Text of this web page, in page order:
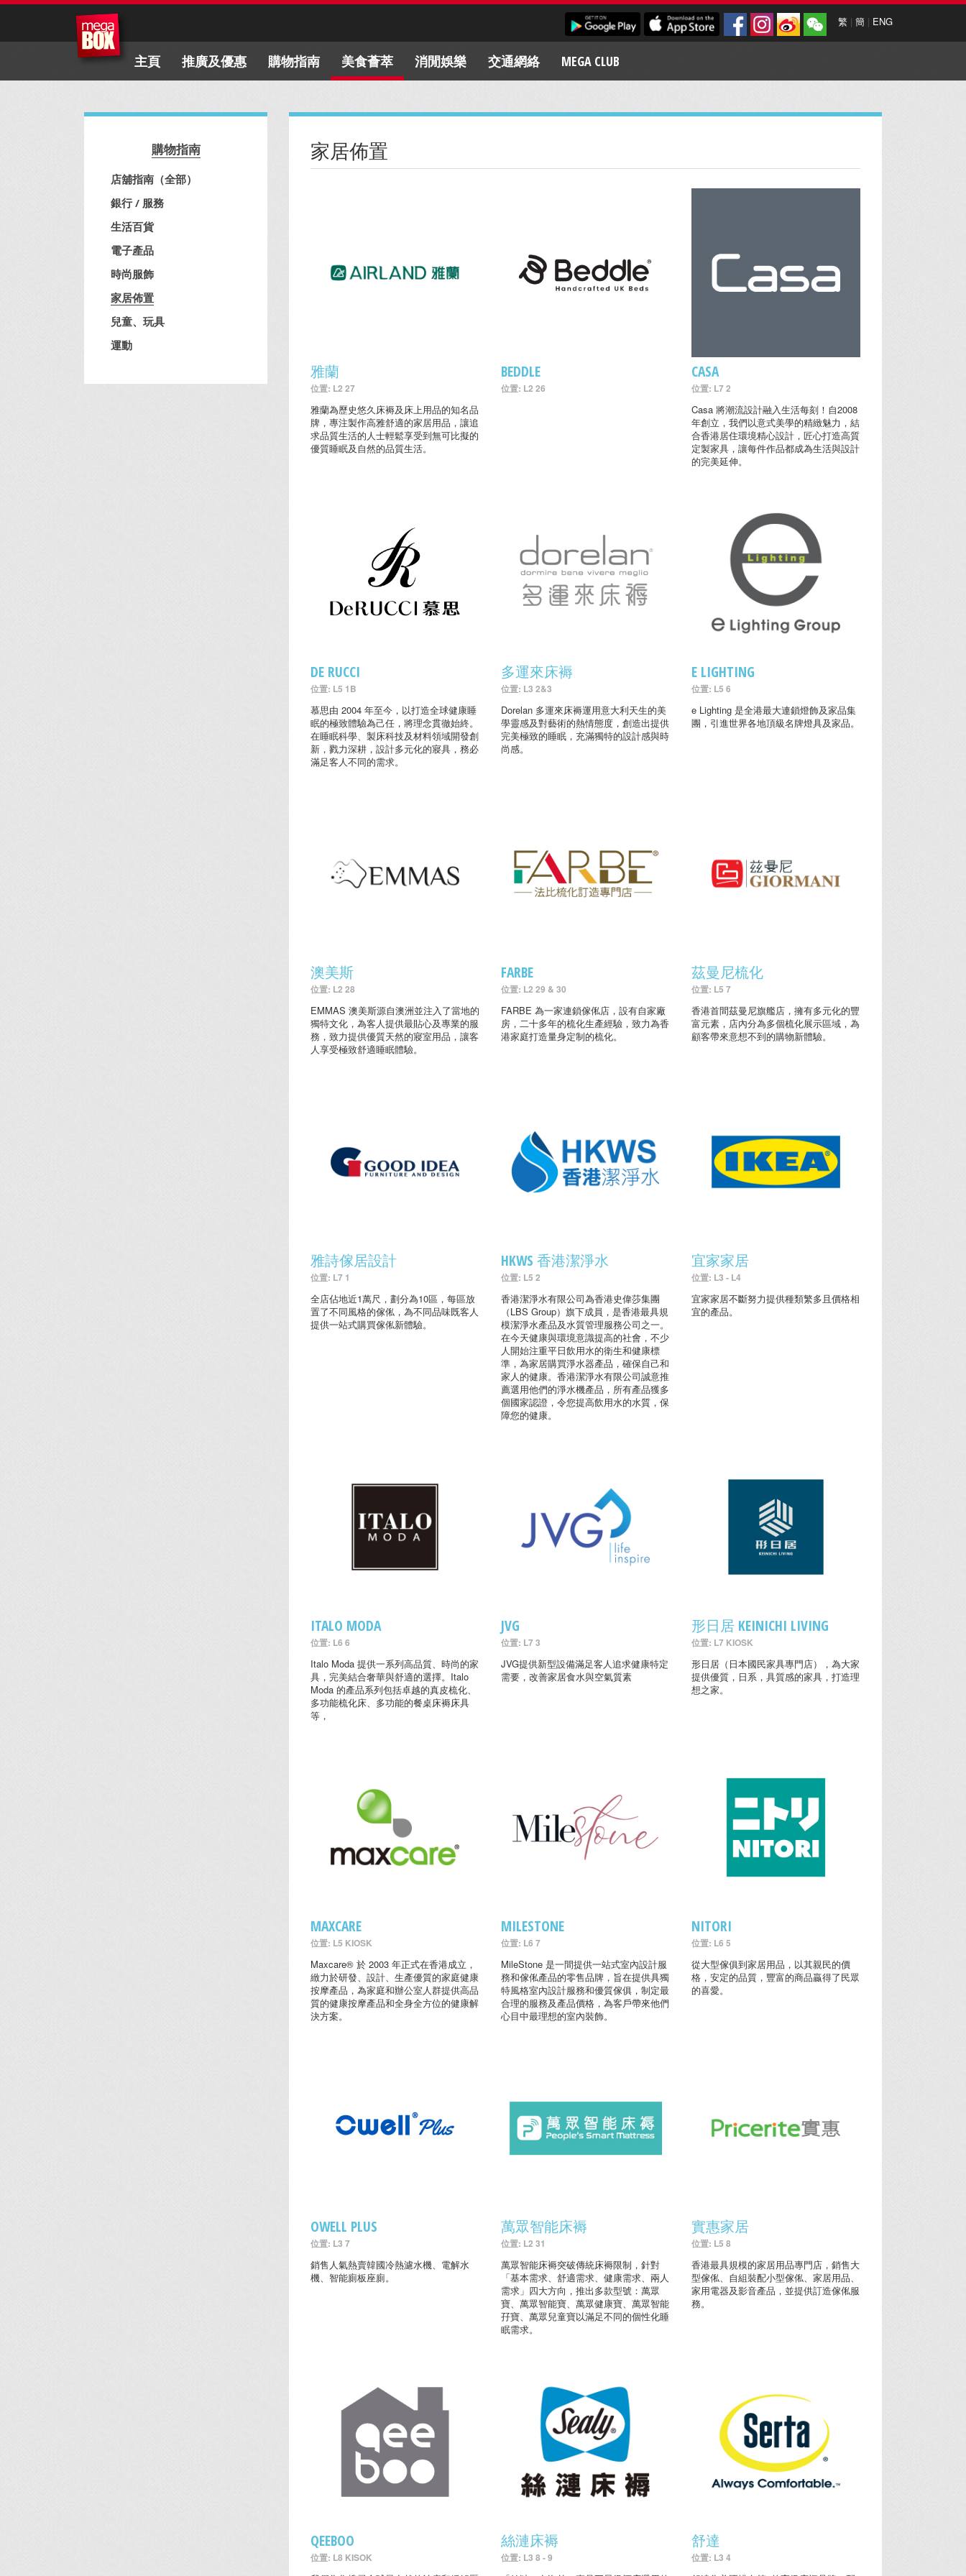
繁 | 簡 | ENG
主頁 推廣及優惠 購物指南 美食薈萃 消閒娛樂 交通網絡 MEGA CLUB
購物指南
店舖指南（全部）
銀行 / 服務
生活百貨
電子產品
時尚服飾
家居佈置
兒童、玩具
運動
家居佈置
雅蘭
位置: L2 27
雅蘭為歷史悠久床褥及床上用品的知名品
牌，專注製作高雅舒適的家居用品，讓追
求品質生活的人士輕鬆享受到無可比擬的
優質睡眠及自然的品質生活。
BEDDLE
位置: L2 26
CASA
位置: L7 2
Casa 將潮流設計融入生活每刻！自2008
年創立，我們以意式美學的精緻魅力，結
合香港居住環境精心設計，匠心打造高質
定製家具，讓每件作品都成為生活與設計
的完美延伸。
DE RUCCI
位置: L5 1B
慕思由 2004 年至今，以打造全球健康睡
眠的極致體驗為己任，將理念貫徹始終。
在睡眠科學、製床科技及材料領域開發創
新，戮力深耕，設計多元化的寢具，務必
滿足客人不同的需求。
多運來床褥
位置: L3 2&3
Dorelan 多運來床褥運用意大利天生的美
學靈感及對藝術的熱情態度，創造出提供
完美極致的睡眠，充滿獨特的設計感與時
尚感。
E LIGHTING
位置: L5 6
e Lighting 是全港最大連鎖燈飾及家品集
團，引進世界各地頂級名牌燈具及家品。
澳美斯
位置: L2 28
EMMAS 澳美斯源自澳洲並注入了當地的
獨特文化，為客人提供最貼心及專業的服
務，致力提供優質天然的寢室用品，讓客
人享受極致舒適睡眠體驗。
FARBE
位置: L2 29 & 30
FARBE 為一家連鎖傢俬店，設有自家廠
房，二十多年的梳化生產經驗，致力為香
港家庭打造量身定制的梳化。
茲曼尼梳化
位置: L5 7
香港首間茲曼尼旗艦店，擁有多元化的豐
富元素，店內分為多個梳化展示區域，為
顧客帶來意想不到的購物新體驗。
雅詩傢居設計
位置: L7 1
全店佔地近1萬尺，劃分為10區，每區放
置了不同風格的傢俬，為不同品味既客人
提供一站式購買傢俬新體驗。
HKWS 香港潔淨水
位置: L5 2
香港潔淨水有限公司為香港史偉莎集團
（LBS Group）旗下成員，是香港最具規
模潔淨水產品及水質管理服務公司之一。
在今天健康與環境意識提高的社會，不少
人開始注重平日飲用水的衛生和健康標
準，為家居購買淨水器產品，確保自己和
家人的健康。香港潔淨水有限公司誠意推
薦選用他們的淨水機產品，所有產品獲多
個國家認證，令您提高飲用水的水質，保
障您的健康。
宜家家居
位置: L3 - L4
宜家家居不斷努力提供種類繁多且價格相
宜的產品。
ITALO MODA
位置: L6 6
Italo Moda 提供一系列高品質、時尚的家
具，完美結合奢華與舒適的選擇。Italo
Moda 的產品系列包括卓越的真皮梳化、
多功能梳化床、多功能的餐桌床褥床具
等，
JVG
位置: L7 3
JVG提供新型設備滿足客人追求健康特定
需要，改善家居食水與空氣質素
形日居 KEINICHI LIVING
位置: L7 KIOSK
形日居（日本國民家具專門店），為大家
提供優質，日系，具質感的家具，打造理
想之家。
MAXCARE
位置: L5 KIOSK
Maxcare® 於 2003 年正式在香港成立，
緻力於研發、設計、生產優質的家庭健康
按摩產品，為家庭和辦公室人群提供高品
質的健康按摩產品和全身全方位的健康解
決方案。
MILESTONE
位置: L6 7
MileStone 是一間提供一站式室內設計服
務和傢俬產品的零售品牌，旨在提供具獨
特風格室內設計服務和優質傢俱，制定最
合理的服務及產品價格，為客戶帶來他們
心目中最理想的室內裝飾。
NITORI
位置: L6 5
從大型傢俱到家居用品，以其親民的價
格，安定的品質，豐富的商品贏得了民眾
的喜愛。
OWELL PLUS
位置: L3 7
銷售人氣熱賣韓國冷熱濾水機、電解水
機、智能廁板座廁。
萬眾智能床褥
位置: L2 31
萬眾智能床褥突破傳統床褥限制，針對
「基本需求、舒適需求、健康需求、兩人
需求」四大方向，推出多款型號：萬眾
寶、萬眾智能寶、萬眾健康寶、萬眾智能
孖寶、萬眾兒童寶以滿足不同的個性化睡
眠需求。
實惠家居
位置: L5 8
香港最具規模的家居用品專門店，銷售大
型傢俬、自組裝配小型傢俬、家居用品、
家用電器及影音產品，並提供訂造傢俬服
務。
QEEBOO
位置: L8 KISOK
絲漣床褥
位置: L3 8 - 9
舒達
位置: L3 4